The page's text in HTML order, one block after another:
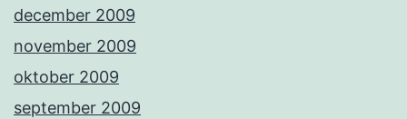
december 2009
november 2009
oktober 2009
september 2009